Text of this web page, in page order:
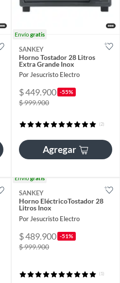
Envíogratis
SANKEY
Horno Tostador 28 Litros
Extra Grande Inox
Por Jesucristo Electro
$ 449.900 -55%
$ 999.900
(2)
Agregar
Envíogratis
SANKEY
Horno EléctricoTostador 28
Litros Inox
Por Jesucristo Electro
$ 489.900 -51%
$ 999.900
(1)